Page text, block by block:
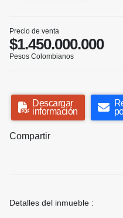
Precio de venta
$1.450.000.000
Pesos Colombianos
Descargar
información
Compartir
Detalles del inmueble :